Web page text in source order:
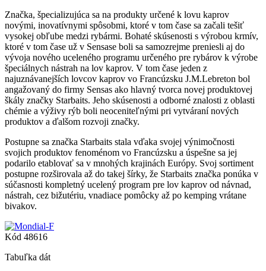
Značka, špecializujúca sa na produkty určené k lovu kaprov
novými, inovatívnymi spôsobmi, ktoré v tom čase sa začali tešiť
vysokej obľube medzi rybármi. Bohaté skúsenosti s výrobou krmív,
ktoré v tom čase už v Sensase boli sa samozrejme preniesli aj do
vývoja nového uceleného programu určeného pre rybárov k výrobe
špeciálnych nástrah na lov kaprov. V tom čase jeden z
najuznávanejších lovcov kaprov vo Francúzsku J.M.Lebreton bol
angažovaný do firmy Sensas ako hlavný tvorca novej produktovej
škály značky Starbaits. Jeho skúsenosti a odborné znalosti z oblasti
chémie a výživy rýb boli neoceniteľnými pri vytváraní nových
produktov a ďalšom rozvoji značky.
Postupne sa značka Starbaits stala vďaka svojej výnimočnosti
svojich produktov fenoménom vo Francúzsku a úspešne sa jej
podarilo etablovať sa v mnohých krajinách Európy. Svoj sortiment
postupne rozširovala až do takej šírky, že Starbaits značka ponúka v
súčasnosti kompletný ucelený program pre lov kaprov od návnad,
nástrah, cez bižutériu, vnadiace pomôcky až po kemping vrátane
bivakov.
Kód 48616
Tabuľka dát